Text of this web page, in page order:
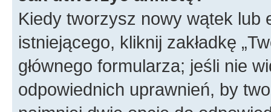
Kiedy tworzysz nowy wątek lub
istniejącego, kliknij zakładkę
głównego formularza; jeśli nie
odpowiednich uprawnień, by